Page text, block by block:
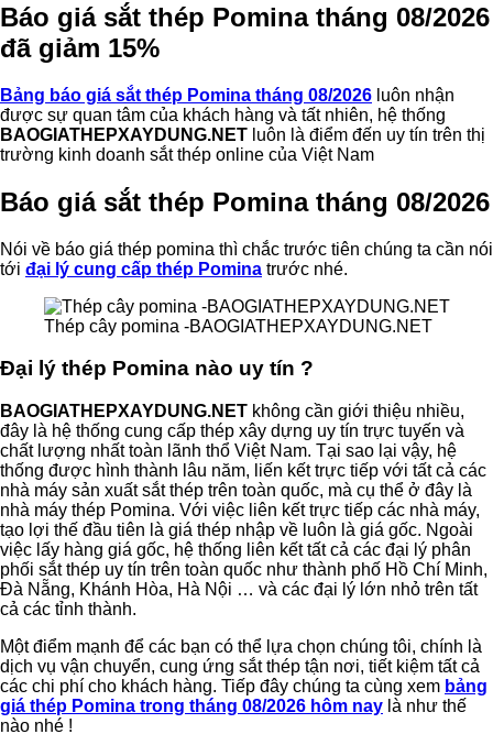
Báo giá sắt thép Pomina tháng 08/2026
đã giảm 15%
Bảng báo giá sắt thép Pomina tháng 08/2026 luôn nhận
được sự quan tâm của khách hàng và tất nhiên, hệ thống
BAOGIATHEPXAYDUNG.NET luôn là điểm đến uy tín trên thị
trường kinh doanh sắt thép online của Việt Nam
Báo giá sắt thép Pomina tháng 08/2026
Nói về báo giá thép pomina thì chắc trước tiên chúng ta cần nói
tới đại lý cung cấp thép Pomina trước nhé.
Thép cây pomina -BAOGIATHEPXAYDUNG.NET
Đại lý thép Pomina nào uy tín ?
BAOGIATHEPXAYDUNG.NET không cần giới thiệu nhiều,
đây là hệ thống cung cấp thép xây dựng uy tín trực tuyến và
chất lượng nhất toàn lãnh thổ Việt Nam. Tại sao lại vậy, hệ
thống được hình thành lâu năm, liến kết trực tiếp với tất cả các
nhà máy sản xuất sắt thép trên toàn quốc, mà cụ thể ở đây là
nhà máy thép Pomina. Với việc liên kết trực tiếp các nhà máy,
tạo lợi thế đầu tiên là giá thép nhập về luôn là giá gốc. Ngoài
việc lấy hàng giá gốc, hệ thống liên kết tất cả các đại lý phân
phối sắt thép uy tín trên toàn quốc như thành phố Hồ Chí Minh,
Đà Nẵng, Khánh Hòa, Hà Nội … và các đại lý lớn nhỏ trên tất
cả các tỉnh thành.
Một điểm mạnh để các bạn có thể lựa chọn chúng tôi, chính là
dịch vụ vận chuyển, cung ứng sắt thép tận nơi, tiết kiệm tất cả
các chi phí cho khách hàng. Tiếp đây chúng ta cùng xem bảng
giá thép Pomina trong tháng 08/2026 hôm nay là như thế
nào nhé !